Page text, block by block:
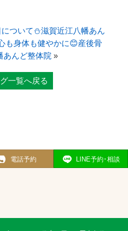
ついて⛄滋賀近江八幡あん
も身体も健やかに😊産後骨
あんど整体院 »
一覧へ戻る
電話予約 LINE予約･相談